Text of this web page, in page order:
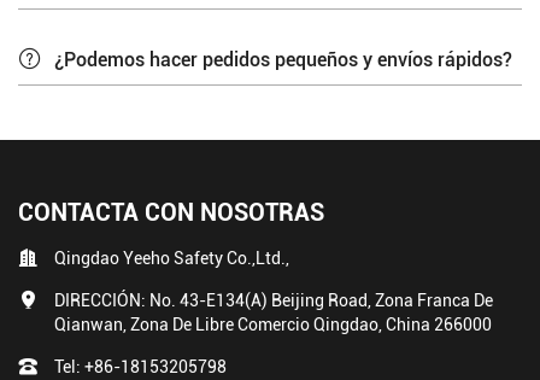
¿Podemos hacer pedidos pequeños y envíos rápidos?
CONTACTA CON NOSOTRAS
Qingdao Yeeho Safety Co.,Ltd.,
DIRECCIÓN: No. 43-E134(A) Beijing Road, Zona Franca De
Qianwan, Zona De Libre Comercio Qingdao, China 266000
Tel: +86-18153205798